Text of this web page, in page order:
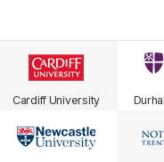
Cardiff University